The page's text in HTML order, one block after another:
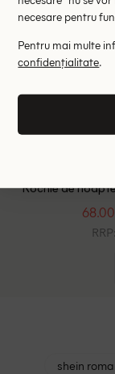
Rochie de
shein
necesare pentru
Pentru mai multe
confidențialitate.